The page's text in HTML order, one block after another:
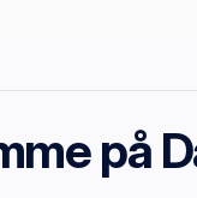
på